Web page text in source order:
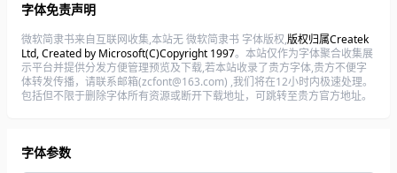
字体免责声明
微软简隶书来自互联网收集,本站无 微软简隶书 字体版权,版权归属Createk
Ltd, Created by Microsoft(C)Copyright 1997。本站仅作为字体聚合收集展
示平台并提供分发方便管理预览及下载,若本站收录了贵方字体,贵方不便字
体转发传播，请联系邮箱(zcfont@163.com) ,我们将在12小时内极速处理。
包括但不限于删除字体所有资源或断开下载地址，可跳转至贵方官方地址。
字体参数